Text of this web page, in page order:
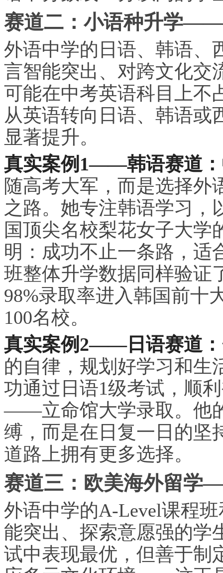
赛道二：小语种升学——
外语中学的日语、韩语、
言智能突出、对跨文化交
可能在中考英语科目上
从英语转向日语、韩语或
显著提升。
真实案例1——韩语赛道：
随高考大军，而是选择外
之路。她专注韩语学习
国顶尖名校梨花女子大学
明：成功不止一条路，适
班整体升学数据同样验证
98%录取率进入韩国前十
100名校。
真实案例2——日语赛道：
的自律，规划好学习和生
功通过日语1级考试，顺
——立命馆大学录取。他
缚，而是在日复一日的坚
道路上拥有更多选择。
赛道三：欧美海外留学
外语中学的A-Level课程
能突出、探索意愿强的学
试中表现最优，但善于制